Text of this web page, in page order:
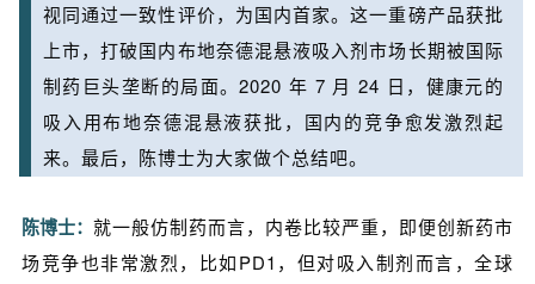
视同通过一致性评价，为国内首家。这一重磅产品获批
上市，打破国内布地奈德混悬液吸入剂市场长期被国际
制药巨头垄断的局面。2020 年 7 月 24 日，健康元的
吸入用布地奈德混悬液获批，国内的竞争愈发激烈起
来。最后，陈博士为大家做个总结吧。
陈博士： 就一般仿制药而言，内卷比较严重，即便创新药市
场竞争也非常激烈，比如PD1，但对吸入制剂而言，全球